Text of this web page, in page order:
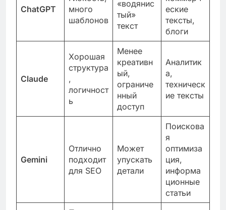
ChatGPT
много
шаблонов
«водянис
тый»
текст
еские
тексты,
блоги
Claude
Хорошая
структура
,
логичност
ь
Менее
креативн
ый,
ограниче
нный
доступ
Аналитик
а,
техническ
ие тексты
Gemini
Отлично
подходит
для SEO
Может
упускать
детали
Поискова
я
оптимиза
ция,
информа
ционные
статьи